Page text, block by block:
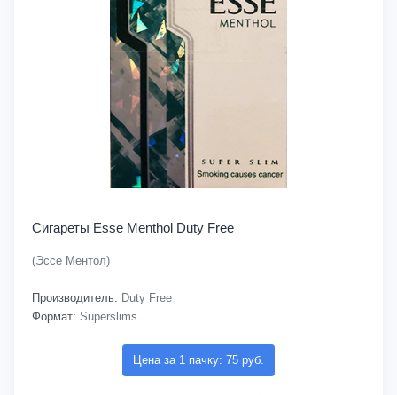
Сигареты Esse Menthol Duty Free
(Эссе Ментол)
Производитель: Duty Free
Формат: Superslims
Цена за 1 пачку: 75 руб.